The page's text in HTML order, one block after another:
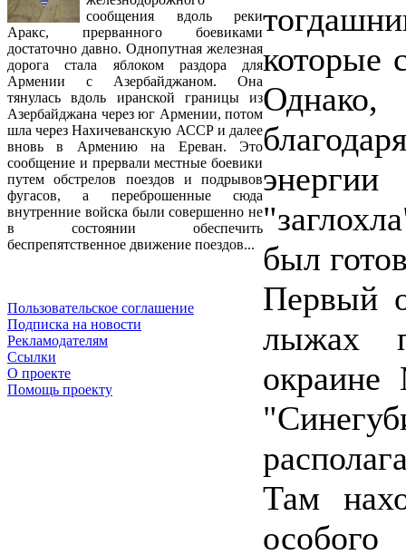
сообщения вдоль реки
Аракс, прерванного боевиками
достаточно давно. Однопутная железная
дорога стала яблоком раздора для
Армении с Азербайджаном. Она
тянулась вдоль иранской границы из
Азербайджана через юг Армении, потом
шла через Нахичеванскую АССР и далее
вновь в Армению на Ереван. Это
сообщение и прервали местные боевики
путем обстрелов поездов и подрывов
фугасов, а переброшенные сюда
внутренние войска были совершенно не
в состоянии обеспечить
беспрепятственное движение поездов...
Пользовательское соглашение
Подписка на новости
Рекламодателям
Ссылки
О проекте
Помощь проекту
которые
был
Первый
лыжах
окраине
Там